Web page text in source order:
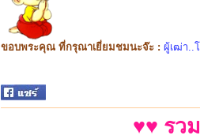
ขอบพระคุณ ที่กรุณาเยี่ยมชมนะจ๊ะ : ผู้เฒ่า..
♥♥ รว